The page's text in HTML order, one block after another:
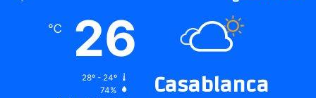
Casablanca
26
℃
28º - 24º
74%